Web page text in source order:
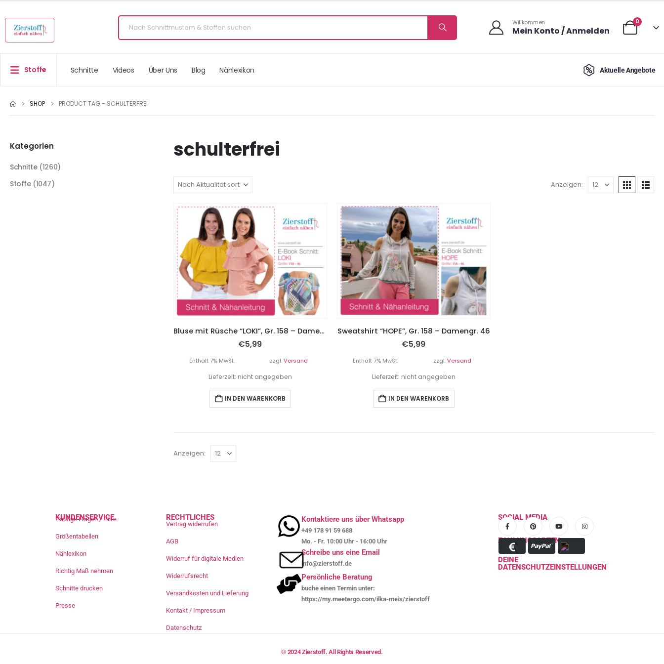
Willkommen
Mein Konto / Anmelden
0
Stoffe Schnitte Videos Über Uns Blog Nählexikon Aktuelle Angebote
SHOP PRODUCT TAG - SCHULTERFREI
schulterfrei
Anzeigen:
Bluse mit Rüsche “LOKI”, Gr. 158 – Damengr. 46
€5,99
Enthält 7% MwSt. zzgl.Versand
Lieferzeit: nicht angegeben
IN DEN WARENKORB
Sweatshirt “HOPE”, Gr. 158 – Damengr. 46
€5,99
Enthält 7% MwSt. zzgl.Versand
Lieferzeit: nicht angegeben
IN DEN WARENKORB
Anzeigen:
Kategorien
Schnitte (1260)
Stoffe (1047)
KUNDENSERVICE
Häufige Fragen / Hilfe
Größentabellen
Nählexikon
Richtig Maß nehmen
Schnitte drucken
Presse
RECHTLICHES
Vertrag widerrufen
AGB
Widerruf für digitale Medien
Widerrufsrecht
Versandkosten und Lieferung
Kontakt / Impressum
Datenschutz
Kontaktiere uns über Whatsapp
+49 178 91 59 688
Mo. - Fr. 10:00 Uhr - 16:00 Uhr
Schreibe uns eine Email
info@zierstoff.de
Persönliche Beratung
buche einen Termin unter:
https://my.meetergo.com/ilka-meis/zierstoff
SOCIAL MEDIA
ZAHLUNGSARTEN
DEINE
DATENSCHUTZEINSTELLUNGEN
© 2024 Zierstoff. All Rights Reserved.